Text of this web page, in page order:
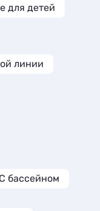
для детей
линии
С бассейном